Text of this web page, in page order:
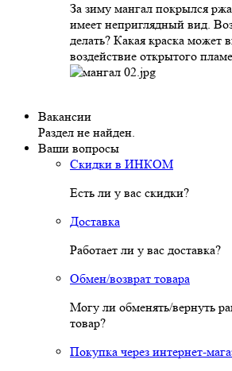
За зиму мангал покрылся
имеет неприглядный вид.
делать? Какая краска может
воздействие открытого
Вакансии
Раздел не найден.
Ваши вопросы
Скидки в ИНКОМ
Есть ли у вас скидки?
Доставка
Работает ли у вас доставка?
Обмен/возврат товара
Могу ли обменять/вернуть
товар?
Покупка через интернет-